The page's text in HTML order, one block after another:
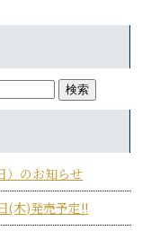
）のお知らせ
(木)発売予定!!